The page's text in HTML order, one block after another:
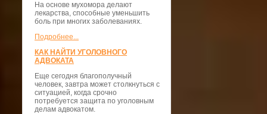
На основе мухомора делают
лекарства, способные уменьшить
боль при многих заболеваниях.
Подробнее...
КАК НАЙТИ УГОЛОВНОГО
АДВОКАТА
Еще сегодня благополучный
человек, завтра может столкнуться с
ситуацией, когда срочно
потребуется защита по уголовным
делам адвокатом.